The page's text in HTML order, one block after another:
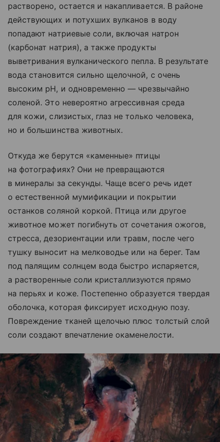
растворено, остается и накапливается. В районе
действующих и потухших вулканов в воду
попадают натриевые соли, включая натрон
(карбонат натрия), а также продукты
выветривания вулканического пепла. В результате
вода становится сильно щелочной, с очень
высоким pH, и одновременно — чрезвычайно
соленой. Это невероятно агрессивная среда
для кожи, слизистых, глаз не только человека,
но и большинства животных.
Откуда же берутся «каменные» птицы
на фотографиях? Они не превращаются
в минералы за секунды. Чаще всего речь идет
о естественной мумификации и покрытии
останков соляной коркой. Птица или другое
животное может погибнуть от сочетания ожогов,
стресса, дезориентации или травм, после чего
тушку выносит на мелководье или на берег. Там
под палящим солнцем вода быстро испаряется,
а растворенные соли кристаллизуются прямо
на перьях и коже. Постепенно образуется твердая
оболочка, которая фиксирует исходную позу.
Повреждение тканей щелочью плюс толстый слой
соли создают впечатление окаменелости.